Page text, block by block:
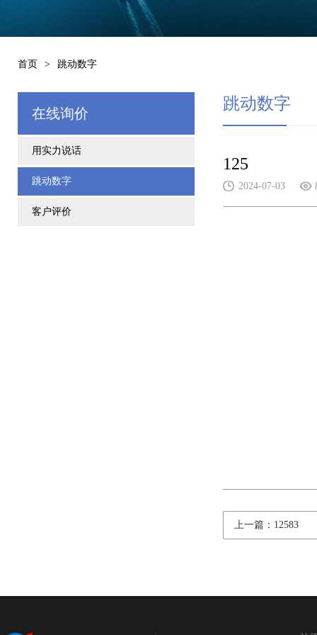
首页 > 跳动数字
在线询价
用实力说话
跳动数字
客户评价
跳动数字
125
2024-07-03
上一篇：12583